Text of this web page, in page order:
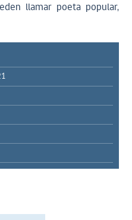
llamar poeta popular,